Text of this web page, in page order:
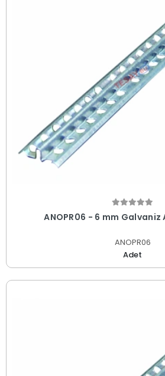
ANOPR06 - 6 mm
ANOPR06
Adet